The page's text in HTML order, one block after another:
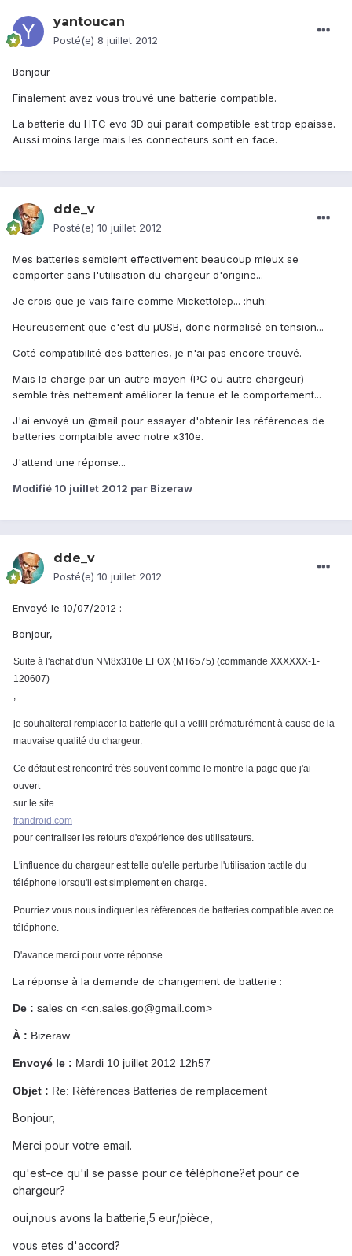
yantoucan
Posté(e) 8 juillet 2012
Bonjour
Finalement avez vous trouvé une batterie compatible.
La batterie du HTC evo 3D qui parait compatible est trop epaisse.
Aussi moins large mais les connecteurs sont en face.
dde_v
Posté(e) 10 juillet 2012
Mes batteries semblent effectivement beaucoup mieux se
comporter sans l'utilisation du chargeur d'origine...
Je crois que je vais faire comme Mickettolep... :huh:
Heureusement que c'est du µUSB, donc normalisé en tension...
Coté compatibilité des batteries, je n'ai pas encore trouvé.
Mais la charge par un autre moyen (PC ou autre chargeur)
semble très nettement améliorer la tenue et le comportement...
J'ai envoyé un @mail pour essayer d'obtenir les références de
batteries comptaible avec notre x310e.
J'attend une réponse...
Modifié 10 juillet 2012 par Bizeraw
dde_v
Posté(e) 10 juillet 2012
Envoyé le 10/07/2012 :
Bonjour,
Suite à l'achat d'un NM8x310e EFOX (MT6575) (commande XXXXXX-1-
120607)
,
je souhaiterai remplacer la batterie qui a veilli prématurément à cause de la
mauvaise qualité du chargeur.
Ce défaut est rencontré très souvent comme le montre la page que j'ai
ouvert
sur le site
frandroid.com
pour centraliser les retours d'expérience des utilisateurs.
L'influence du chargeur est telle qu'elle perturbe l'utilisation tactile du
téléphone lorsqu'il est simplement en charge.
Pourriez vous nous indiquer les références de batteries compatible avec ce
téléphone.
D'avance merci pour votre réponse.
La réponse à la demande de changement de batterie :
De : sales cn <cn.sales.go@gmail.com>
À : Bizeraw
Envoyé le : Mardi 10 juillet 2012 12h57
Objet : Re: Références Batteries de remplacement
Bonjour,
Merci pour votre email.
qu'est-ce qu'il se passe pour ce téléphone?et pour ce
chargeur?
oui,nous avons la batterie,5 eur/pièce,
vous etes d'accord?